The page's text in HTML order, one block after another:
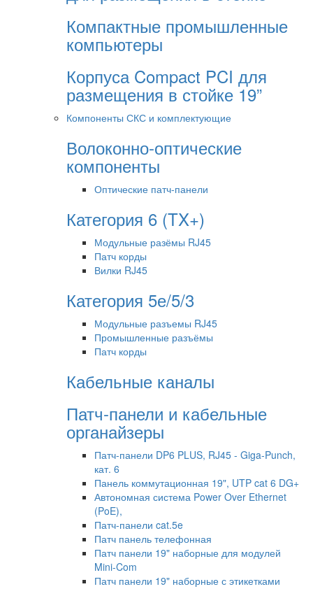
Компактные промышленные
компьютеры
Корпуса Compact PCI для
размещения в стойке 19”
Компоненты СКС и комплектующие
Волоконно-оптические
компоненты
Оптические патч-панели
Категория 6 (TX+)
Модульные разёмы RJ45
Патч корды
Вилки RJ45
Категория 5е/5/3
Модульные разъемы RJ45
Промышленные разъёмы
Патч корды
Кабельные каналы
Патч-панели и кабельные
органайзеры
Патч-панели DP6 PLUS, RJ45 - Giga-Punch,
кат. 6
Панель коммутационная 19", UTP cat 6 DG+
Автономная система Power Over Ethernet
(PoE),
Патч-панели cat.5e
Патч панель телефонная
Патч панели 19" наборные для модулей
Mini-Com
Патч панели 19" наборные с этикетками